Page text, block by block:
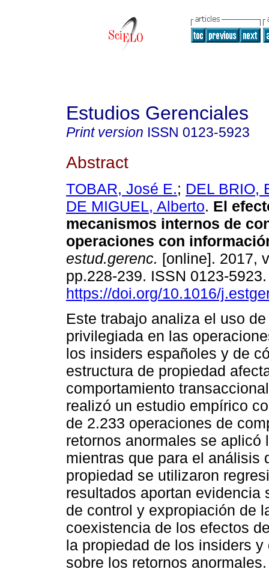
Estudios Gerenciales
Print version ISSN 0123-5923
Abstract
TOBAR, José E.; DEL BRIO,
DE MIGUEL, Alberto. El
mecanismos internos de
operaciones con
estud.gerenc. [online]. 2017,
pp.228-239. ISSN 0123-
https://doi.org/10.1016/
Este trabajo analiza el uso
privilegiada en las
los insiders españoles y de
estructura de propiedad
comportamiento
realizó un estudio empírico
de 2.233 operaciones de
retornos anormales se
mientras que para el análisis
propiedad se utilizaron
resultados aportan
de control y expropiación de
coexistencia de los efectos
la propiedad de los insiders
sobre los retornos anormales.